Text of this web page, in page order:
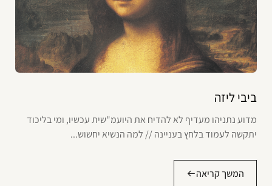
ביבי ליזה
מדוע נתניהו מעדיף לא להדיח את היועמ"שית עכשיו, ומי בליכוד
יתקשה לעמוד בלחץ בעניינה // למה הנשיא יחשוש...
המשך קריאה